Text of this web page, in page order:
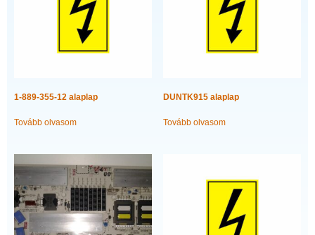
1-889-355-12 alaplap
Tovább olvasom
DUNTK915 alaplap
Tovább olvasom